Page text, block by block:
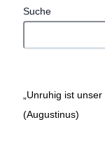
Suche
„Unruhig ist
(Augustinus)